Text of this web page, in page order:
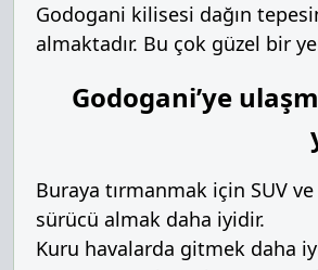
Godogani kilisesi dağın
almaktadır. Bu çok güzel bir
Godogani’ye
Buraya tırmanmak için SUV
sürücü almak daha iyidir.
Kuru havalarda gitmek daha